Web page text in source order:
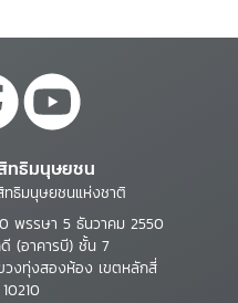
ทธิมนุษยชน
ทธิมนุษยชนแห่งชาติ
พรรษา 5 ธันวาคม 2550
(อาคารบี) ชั้น 7
งทุ่งสองห้อง เขตหลักสี่